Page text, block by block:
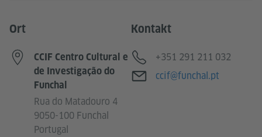
Ort
CCIF Centro Cultural e
de Investigação do
Funchal
Rua do Matadouro 4
9050-100 Funchal
Portugal
Kontakt
Telefon
+351 291 211 032
E-Mail
ccif@funchal.pt